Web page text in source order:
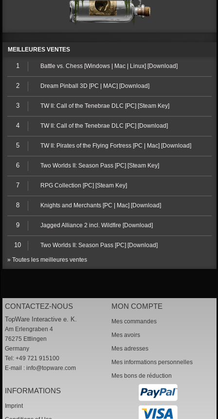
MEILLEURES VENTES
1 Battle vs. Chess [Windows | Mac | Linux] [Download]
2 Dream Pinball 3D [PC | MAC] [Download]
3 TW II: Call of the Tenebrae DLC [PC] [Steam Key]
4 TW II: Call of the Tenebrae DLC [PC] [Download]
5 TW II: Pirates of the Flying Fortress [PC | Mac] [Download]
6 Two Worlds II: Season Pass [PC] [Steam Key]
7 RPG Collection [PC] [Steam Key]
8 Knights and Merchants [PC | Mac] [Download]
9 Jagged Alliance 2 incl. Wildfire [Download]
10 Two Worlds II: Season Pass [PC] [Download]
» Toutes les meilleures ventes
CONTACTEZ-NOUS
TopWare Interactive e. K.
Am Erlengraben 4
76275 Ettlingen
Germany
Tel: +49 721 915100
E-mail : info@topware.com
MON COMPTE
Mes commandes
Mes avoirs
Mes adresses
Mes informations personnelles
Mes bons de réduction
INFORMATIONS
Imprint